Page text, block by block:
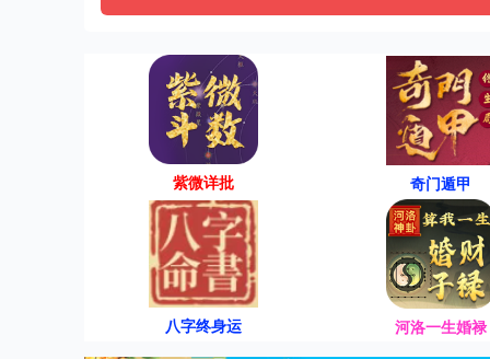
紫微详批 奇门遁甲
八字终身运 河洛一生婚禄